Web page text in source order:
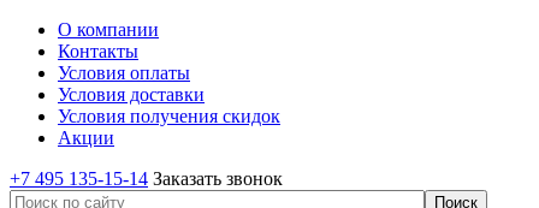
О компании
Контакты
Условия оплаты
Условия доставки
Условия получения скидок
Акции
+7 495 135-15-14 Заказать звонок